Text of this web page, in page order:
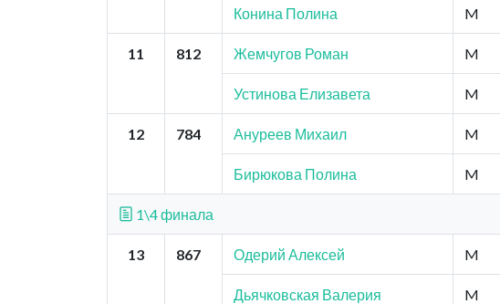
Конина Полина
M
11 812 Жемчугов Роман M
Устинова Елизавета M
12 784 Ануреев Михаил M
Бирюкова Полина M
1\4 финала
13 867 Одерий Алексей M
Дьячковская Валерия
M